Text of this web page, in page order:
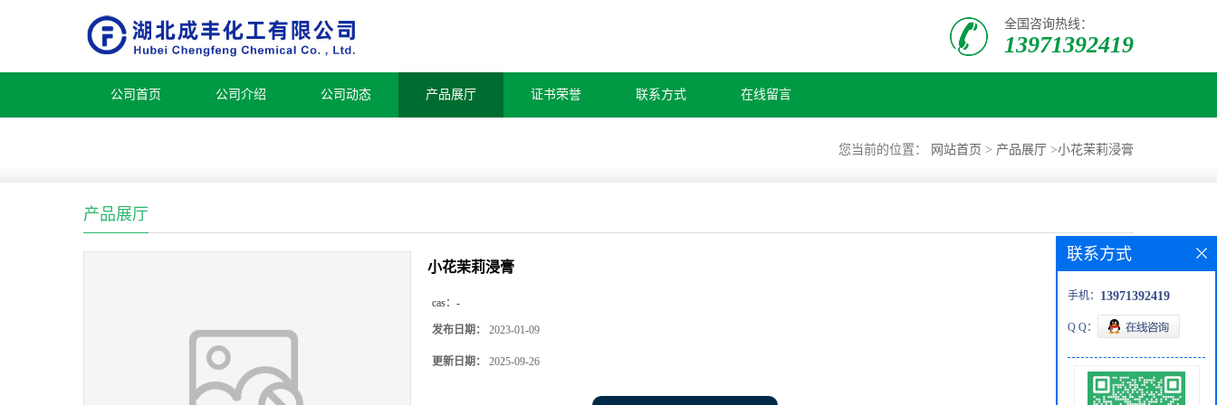
全国咨询热线：
13971392419
公司首页 公司介绍 公司动态 产品展厅 证书荣誉 联系方式 在线留言
您当前的位置： 网站首页 > 产品展厅 >小花茉莉浸膏
产品展厅
小花茉莉浸膏
cas： -
发布日期： 2023-01-09
更新日期： 2025-09-26
联系方式
手机： 13971392419
Q Q：